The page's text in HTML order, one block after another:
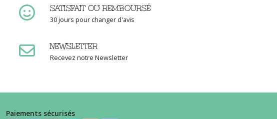
SATISFAIT OU REMBOURSÉ
30 jours pour changer d'avis
NEWSLETTER
Recevez notre Newsletter
Paiements sécurisés